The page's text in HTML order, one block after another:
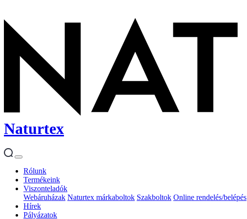
Naturtex
Rólunk
Termékeink
Viszonteladók
Webáruházak Naturtex márkaboltok Szakboltok Online rendelés/belépés
Hírek
Pályázatok